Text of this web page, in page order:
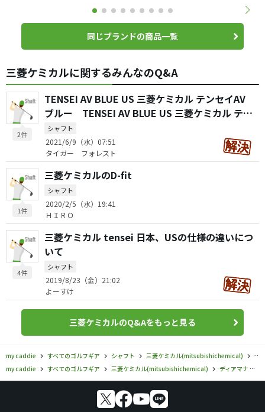
同じブランドの商品一覧
三菱ケミカルに関するみんなのQ&A
2件
TENSEI AV BLUE US 三菱ケミカル テンセイAV
ブルー TENSEI AV BLUE US 三菱ケミカル テン
セイAV RAWブルー
シャフト
2021/6/9（水）07:51
タイガー フォレスト
1件
三菱ケミカルのD-fit
シャフト
2020/2/5（水）19:41
ＨＩＲＯ
4件
三菱ケミカル tensei 日本、USの仕様の違いにつ
いて
シャフト
2019/8/23（金）21:02
よーすけ
三菱ケミカルのQ&Aをもっと見る
my caddie すべてのゴルフギア シャフト 三菱ケミカル(mitsubishichemical)
デ
my caddie
すべてのゴルフギア 三菱ケミカル(mitsubishichemical) ディアマナ